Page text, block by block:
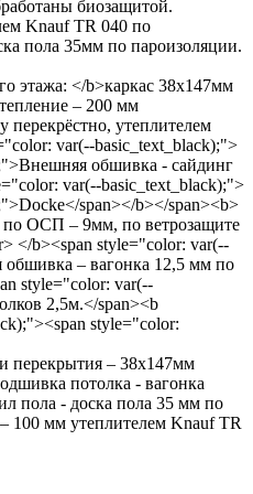
биозащитой.
Knauf TR 040 по
пола 35мм по пароизоляции.
этажа: </b>каркас 38х147мм
– 200 мм
утеплителем
var(--basic_text_black);">
обшивка - сайдинг
var(--basic_text_black);">
span></b></span><b>
по ОСП – 9мм, по ветрозащите
</b><span style="color: var(--
обшивка – вагонка 12,5 мм по
style="color: var(--
2,5м.</span><b
style="color:
перекрытия – 38х147мм
потолка - вагонка
пола - доска пола 35 мм по
100 мм утеплителем Knauf TR